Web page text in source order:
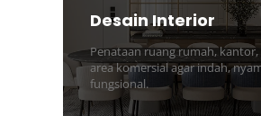
Desain Interior
Penataan ruang rumah, kantor,
area komersial agar indah,
fungsional.